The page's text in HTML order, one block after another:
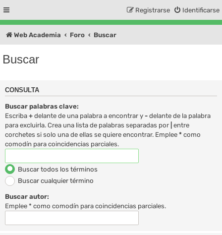
Identificarse
Registrarse
Web Academia Foro Buscar
Buscar
CONSULTA
Buscar palabras clave:
Escriba + delante de una palabra a encontrar y - delante de la palabra
para excluirla. Crea una lista de palabras separadas por entre
corchetes si solo una de ellas se quiere encontrar. Emplee * como
comodín para coincidencias parciales.
Buscar todos los términos
Buscar cualquier término
Buscar autor:
Emplee * como comodín para coincidencias parciales.